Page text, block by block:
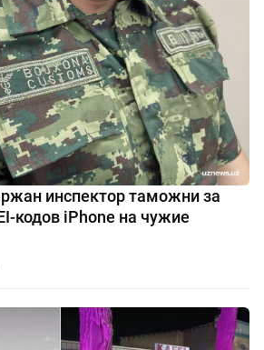
инспектор таможни за
кодов iPhone на чужие